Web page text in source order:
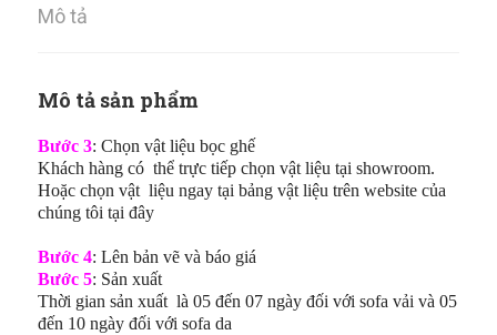
Mô tả
Mô tả sản phẩm
Bước 3: Chọn vật liệu bọc ghế
Khách hàng có thể trực tiếp chọn vật liệu tại showroom.
Hoặc chọn vật liệu ngay tại bảng vật liệu trên website của
chúng tôi tại đây
Bước 4: Lên bản vẽ và báo giá
Bước 5: Sản xuất
Thời gian sản xuất là 05 đến 07 ngày đối với sofa vải và 05
đến 10 ngày đối với sofa da